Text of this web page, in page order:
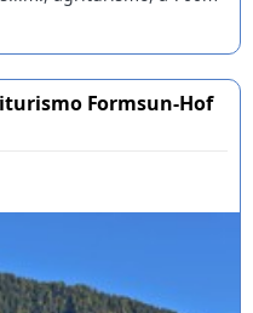
Formsun-Hof